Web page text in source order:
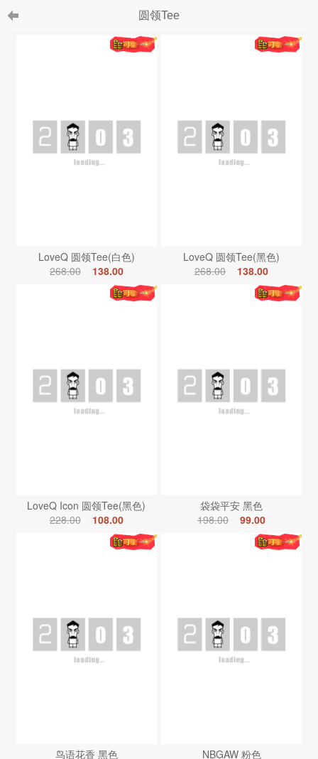
圆领Tee
LoveQ 圆领Tee(白色)
268.00
138.00
LoveQ 圆领Tee(黑色)
268.00
138.00
LoveQ Icon 圆领Tee(黑色)
228.00
108.00
袋袋平安 黑色
198.00
99.00
鸟语花香 黑色
NBGAW 粉色